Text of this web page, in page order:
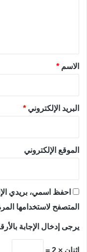
*الاسم *
البريد الإلكتروني *
الموقع الإلكتروني
احفظ اسمي، بريدي
المتصفح لاستخدامها
يرجى إدخال الإجابة
اثنان × 2 =